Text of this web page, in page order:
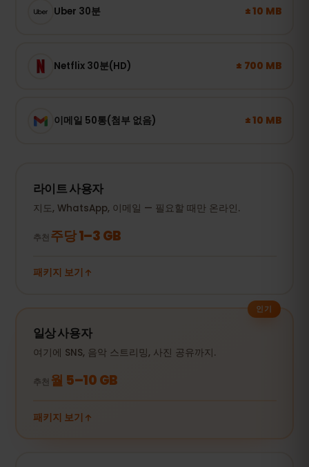
Uber 30분 ± 10 MB
Netflix 30분(HD) ± 700 MB
이메일 50통(첨부 없음) ± 10 MB
라이트 사용자
지도, WhatsApp, 이메일 — 필요할 때만 온라인.
추천 주당 1–3 GB
패키지 보기
인기
일상 사용자
여기에 SNS, 음악 스트리밍, 사진 공유까지.
추천 월 5–10 GB
패키지 보기